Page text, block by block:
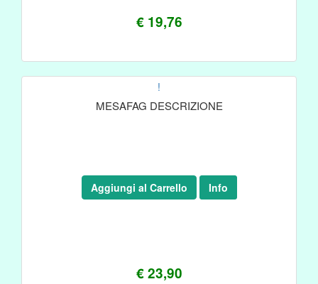
€ 19,76
!
MESAFAG DESCRIZIONE
€ 23,90
Aggiungi al Carrello Info